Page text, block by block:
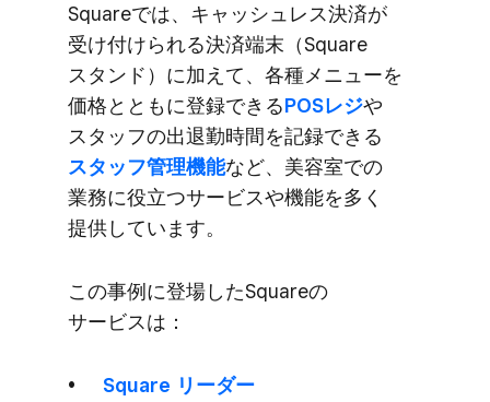
Squareでは、​キャッシュレス決済が​
受け付けられる​決済端末​（Square
スタンド）に​加えて、​各種メニューを​
価格とともに​登録できる​POSレジや​
スタッフの​出退勤時間を​記録できる
スタッフ管理機能など、​美容室での​
業務に​役立つサービスや​機能を​多く​
提供しています。
この​事例に​登場した​Squareの​
サービスは​：
Square リーダー